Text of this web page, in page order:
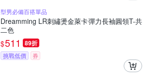
型男必備百搭單品
Dreamming LR刺繡燙金萊卡彈力長袖圓領T-共
二色
$511 89折
挑戰低價 券